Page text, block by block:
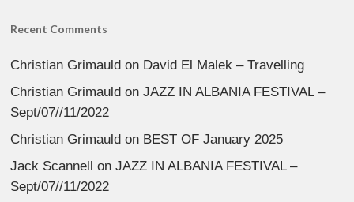
Recent Comments
Christian Grimauld on David El Malek – Travelling
Christian Grimauld onJAZZ IN ALBANIA FESTIVAL –
Sept/07//11/2022
Christian Grimauld on BEST OF January 2025
Jack Scannell onJAZZ IN ALBANIA FESTIVAL –
Sept/07//11/2022